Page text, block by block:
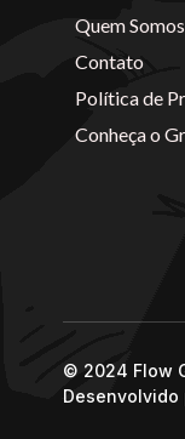
Quem Somos
Contato
Política de
Conheça o
© 2024 Flow
Desenvolvido